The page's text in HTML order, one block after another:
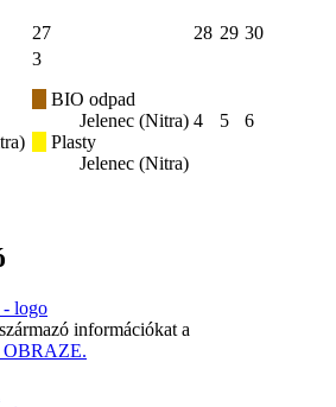
27 28 29 30
3
BIO odpad
Jelenec (Nitra)
Plasty
Jelenec (Nitra)
4 5 6
információkat a
OBRAZE.